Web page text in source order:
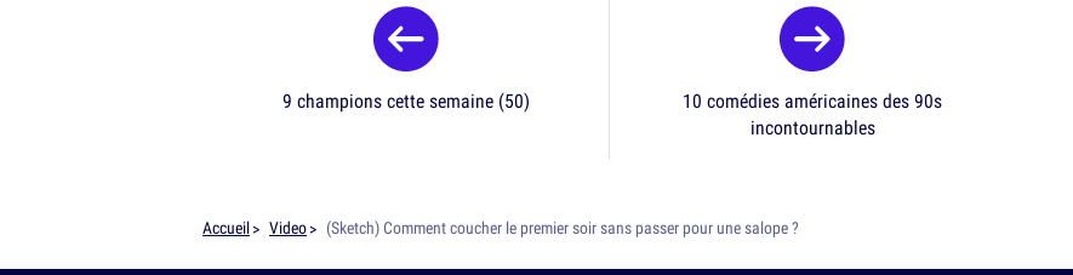
9 champions cette semaine (50)
10 comédies américaines des 90s
incontournables
Accueil Video (Sketch) Comment coucher le premier soir sans passer pour une salope ?